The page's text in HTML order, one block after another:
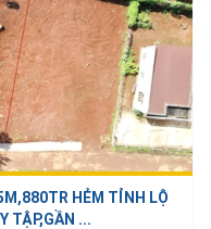
HẺM TỈNH LỘ
TẬP,GẦN ...